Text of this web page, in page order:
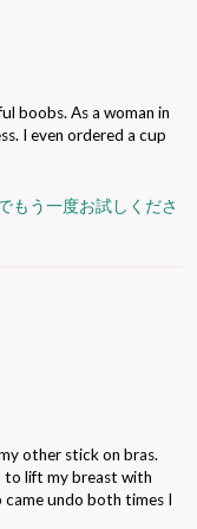
boobs. As a woman in
I even ordered a cup
もう一度お試しくださ
other stick on bras.
to lift my breast with
undo both times I